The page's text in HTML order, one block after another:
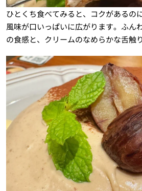
ひとくち食べてみると、コクがあるの
風味が口いっぱいに広がります。ふん
の食感と、クリームのなめらかな舌触